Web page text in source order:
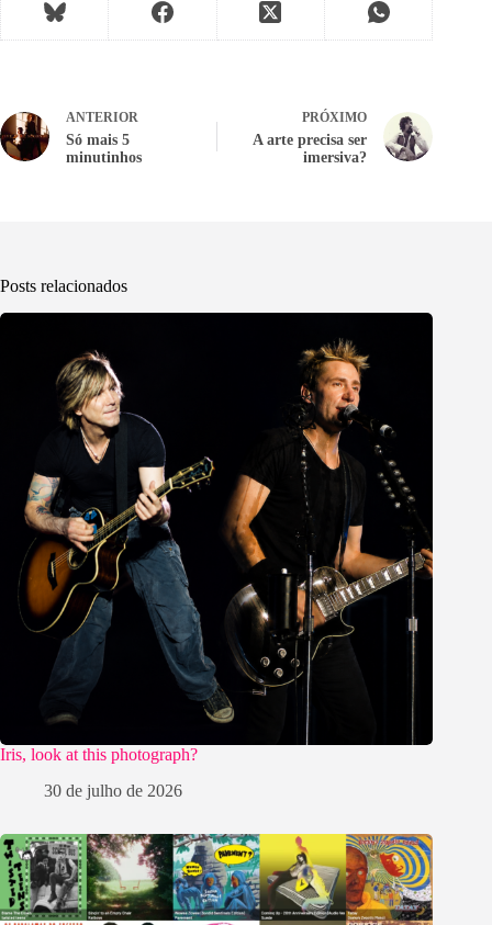
ANTERIOR
Só mais 5
minutinhos
PRÓXIMO
A arte precisa ser
imersiva?
Posts relacionados
Iris, look at this photograph?
30 de julho de 2026